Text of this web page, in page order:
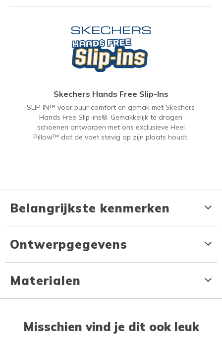
Skechers Hands Free Slip-Ins
SLIP IN™ voor puur comfort en gemak met Skechers
Hands Free Slip-ins®. Gemakkelijk te dragen
schoenen ontworpen met ons exclusieve Heel
Pillow™ dat de voet stevig op zijn plaats houdt.
Belangrijkste kenmerken
Ontwerpgegevens
Materialen
Misschien vind je dit ook leuk